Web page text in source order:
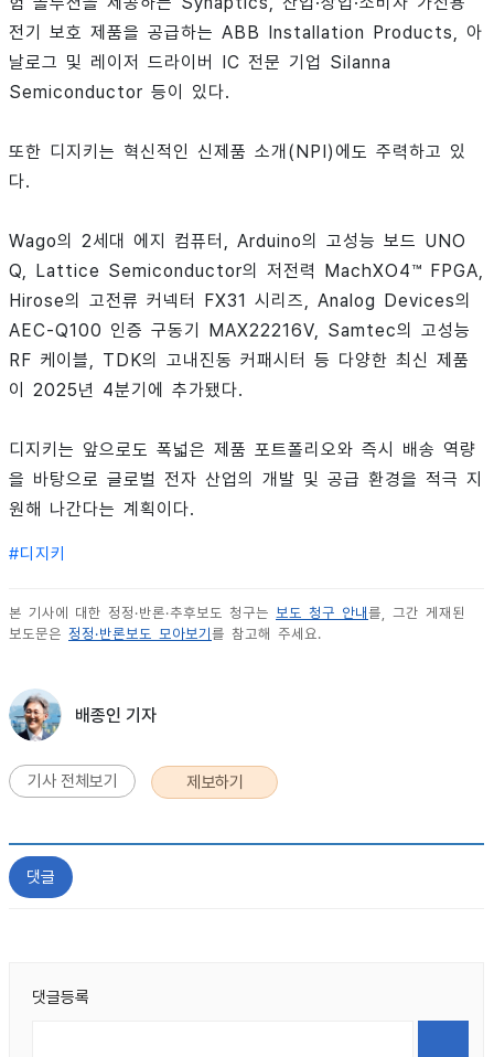
전기 보호 제품을 공급하는 ABB Installation Products, 아
날로그 및 레이저 드라이버 IC 전문 기업 Silanna
Semiconductor 등이 있다.
또한 디지키는 혁신적인 신제품 소개(NPI)에도 주력하고 있
다.
Wago의 2세대 에지 컴퓨터, Arduino의 고성능 보드 UNO
Q, Lattice Semiconductor의 저전력 MachXO4™ FPGA,
Hirose의 고전류 커넥터 FX31 시리즈, Analog Devices의
AEC-Q100 인증 구동기 MAX22216V, Samtec의 고성능
RF 케이블, TDK의 고내진동 커패시터 등 다양한 최신 제품
이 2025년 4분기에 추가됐다.
디지키는 앞으로도 폭넓은 제품 포트폴리오와 즉시 배송 역량
을 바탕으로 글로벌 전자 산업의 개발 및 공급 환경을 적극 지
원해 나간다는 계획이다.
#디지키
본 기사에 대한 정정·반론·추후보도 청구는 보도 청구 안내 를, 그간 게재된
보도문은 정정·반론보도 모아보기 를 참고해 주세요.
배종인 기자
기사 전체보기 제보하기
댓글
댓글등록